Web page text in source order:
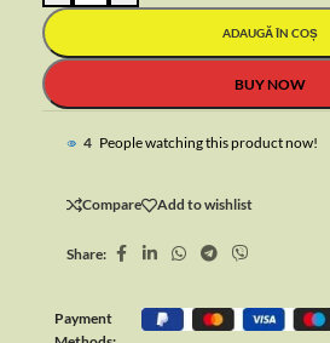
ADAUGĂ ÎN COȘ
BUY NOW
4 People watching this product now!
Compare Add to wishlist
Share:
Payment